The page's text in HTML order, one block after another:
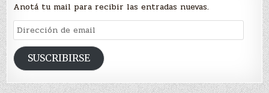
Anotá tu mail para recibir las entradas nuevas.
Dirección
de
emailSUSCRIBIRSE